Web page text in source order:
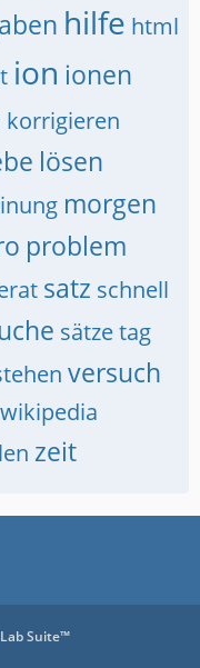
hilfe html
ion ionen
korrigieren
lösen
morgen
problem
satz schnell
sätzetag
versuch
wikipedia
zeit
Suite™